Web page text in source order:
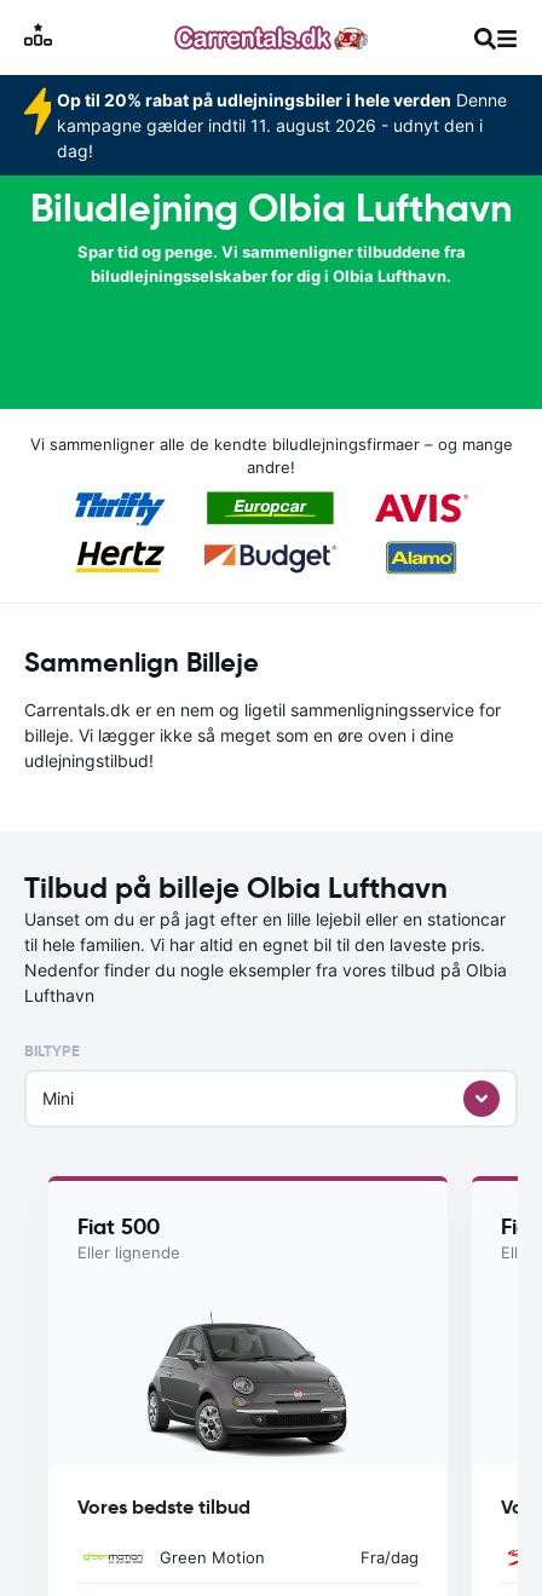
Op til 20% rabat på udlejningsbiler i hele verden Denne
kampagne gælder indtil 11. august 2026 - udnyt den i
dag!
Biludlejning Olbia Lufthavn
Spar tid og penge. Vi sammenligner tilbuddene fra
biludlejningsselskaber for dig i Olbia Lufthavn.
Vi sammenligner alle de kendte biludlejningsfirmaer – og mange
andre!
Sammenlign Billeje
Carrentals.dk er en nem og ligetil sammenligningsservice for
billeje. Vi lægger ikke så meget som en øre oven i dine
udlejningstilbud!
Tilbud på billeje Olbia Lufthavn
Uanset om du er på jagt efter en lille lejebil eller en stationcar
til hele familien. Vi har altid en egnet bil til den laveste pris.
Nedenfor finder du nogle eksempler fra vores tilbud på Olbia
Lufthavn
BILTYPE
Mini
Fiat 500
Eller lignende
Vores bedste tilbud
Green Motion Fra/dag
Eller